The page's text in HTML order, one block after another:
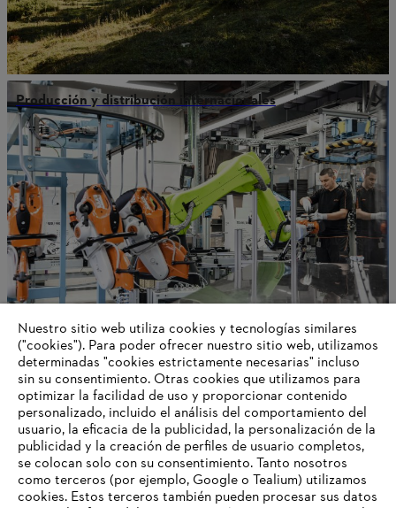
Producción y distribución internacionales
STIHL en Alemania
Información para proveedores
Productos
Contacto
Carrera profesional
Sistema de denuncia de irregularidades
Nuestro sitio web utiliza cookies y tecnologías similares
("cookies"). Para poder ofrecer nuestro sitio web, utilizamos
determinadas "cookies estrictamente necesarias" incluso
sin su consentimiento. Otras cookies que utilizamos para
optimizar la facilidad de uso y proporcionar contenido
personalizado, incluido el análisis del comportamiento del
usuario, la eficacia de la publicidad, la personalización de la
publicidad y la creación de perfiles de usuario completos,
se colocan solo con su consentimiento. Tanto nosotros
como terceros (por ejemplo, Google o Tealium) utilizamos
cookies. Estos terceros también pueden procesar sus datos